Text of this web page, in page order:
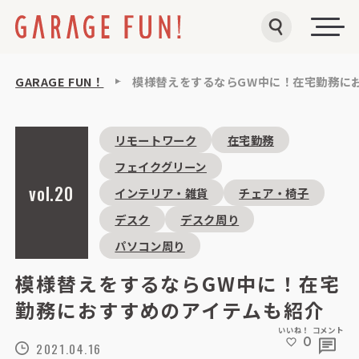
GARAGE FUN！ 模様替えをするならGW中に！在宅勤務に
vol.20
リモートワーク
在宅勤務
フェイクグリーン
インテリア・雑貨
チェア・椅子
デスク
デスク周り
パソコン周り
模様替えをするならGW中に！在宅
勤務におすすめのアイテムも紹介
2021.04.16
いいね！
0
コメント